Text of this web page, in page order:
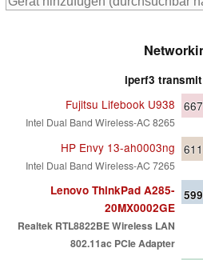
iperf3
Fujitsu Lifebook U938
Intel Dual Band Wireless-AC 8265
667
HP Envy 13-ah0003ng
Intel Dual Band Wireless-AC 7265
611
Lenovo ThinkPad A285-
20MX0002GE
Realtek RTL8822BE Wireless LAN
802.11ac PCIe Adapter
599